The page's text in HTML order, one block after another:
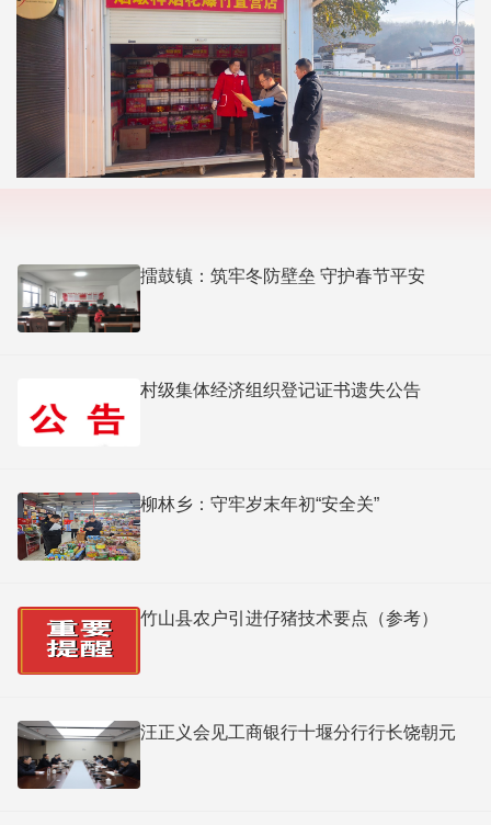
擂鼓镇：筑牢冬防壁垒 守护春节平安
村级集体经济组织登记证书遗失公告
柳林乡：守牢岁末年初“安全关”
竹山县农户引进仔猪技术要点（参考）
汪正义会见工商银行十堰分行行长饶朝元